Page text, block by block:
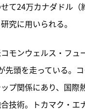
て24万カナダドル
究に用いられる。
モンウェルス・フ
先頭を走っている。
プ関係にあり、国
技術。トカマク・